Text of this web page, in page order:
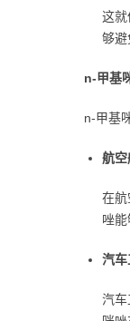
这就
够避
n-甲基
n-甲基
航空
在航
唑
汽车
汽车